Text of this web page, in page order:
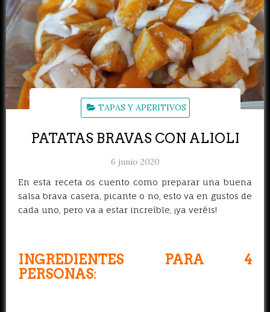
TAPAS Y APERITIVOS
PATATAS BRAVAS CON ALIOLI
6 junio 2020
En esta receta os cuento como preparar una buena
salsa brava casera, picante o no, esto va en gustos de
cada uno, pero va a estar increíble, ¡ya veréis!
INGREDIENTES PARA 4
PERSONAS: